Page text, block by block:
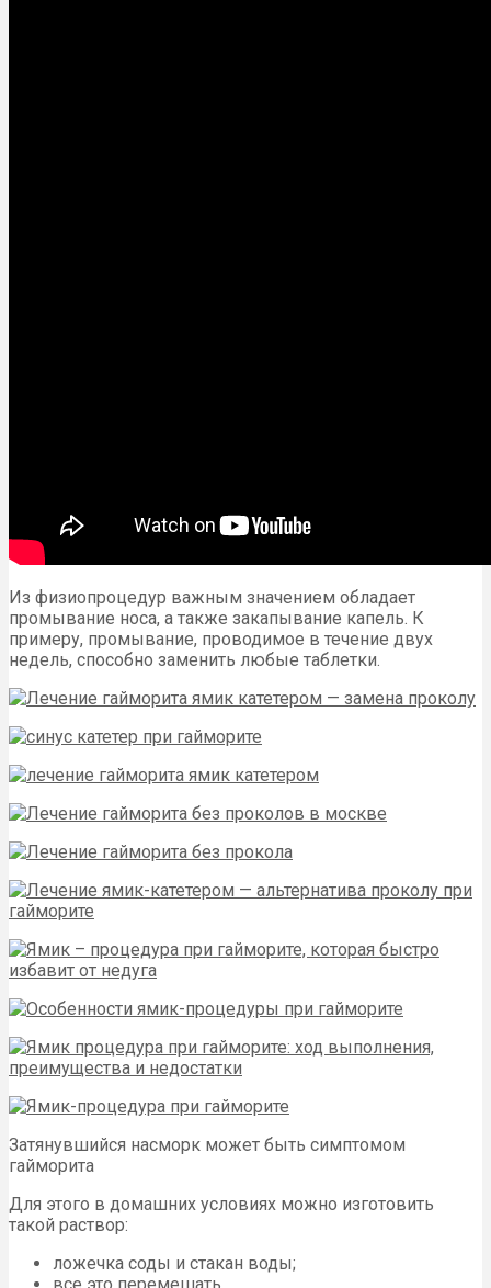
Из физиопроцедур важным значением обладает
промывание носа, а также закапывание капель. К
примеру, промывание, проводимое в течение двух
недель, способно заменить любые таблетки.
Затянувшийся насморк может быть симптомом
гайморита
Для этого в домашних условиях можно изготовить
такой раствор:
ложечка соды и стакан воды;
все это перемешать.